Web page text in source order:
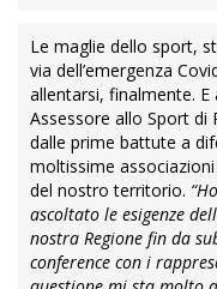
Le maglie dello sport,
via dell’emergenza
allentarsi, finalmente. E
Assessore allo Sport di
dalle prime battute a
moltissime
del nostro territorio.
ascoltato le esigenze
nostra Regione fin da
conference con i